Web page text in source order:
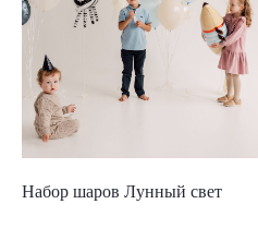
Набор шаров Лунный свет